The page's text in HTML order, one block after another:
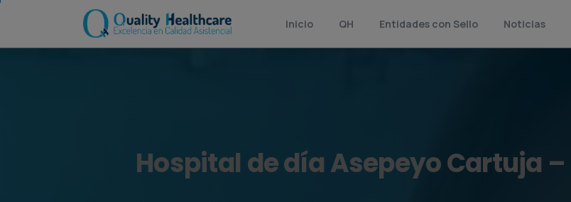
Inicio QH Entidades con Sello Noticias
Hospital dedíaAsepeyoCartuja –